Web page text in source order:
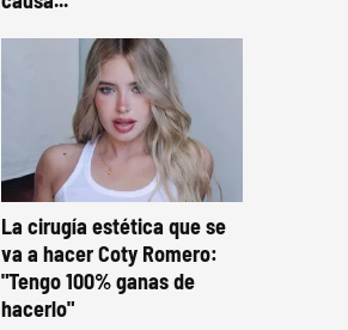
La cirugía estética que se
va a hacer Coty Romero:
"Tengo 100% ganas de
hacerlo"